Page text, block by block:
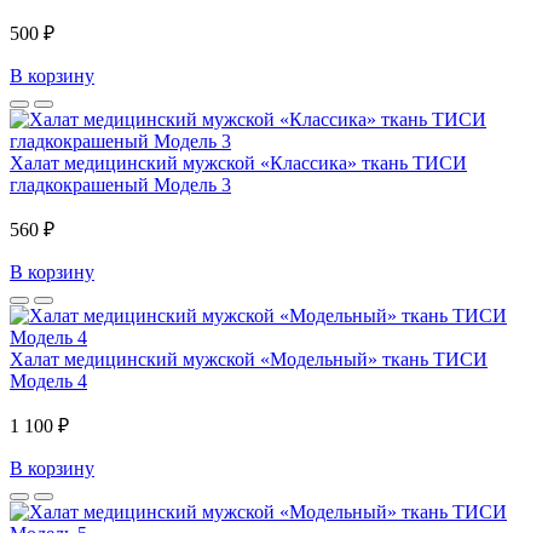
500 ₽
В корзину
Халат медицинский мужской «Классика» ткань ТИСИ
гладкокрашеный Модель 3
560 ₽
В корзину
Халат медицинский мужской «Модельный» ткань ТИСИ
Модель 4
1 100 ₽
В корзину